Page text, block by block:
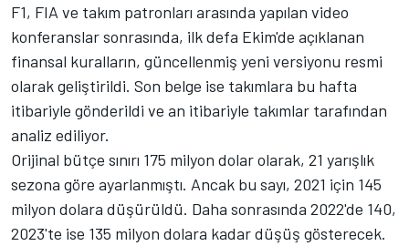
F1, FIA ve takım patronları arasında yapılan video
konferanslar sonrasında, ilk defa Ekim'de açıklanan
finansal kuralların, güncellenmiş yeni versiyonu resmi
olarak geliştirildi. Son belge ise takımlara bu hafta
itibariyle gönderildi ve an itibariyle takımlar tarafından
analiz ediliyor.
Orijinal bütçe sınırı 175 milyon dolar olarak, 21 yarışlık
sezona göre ayarlanmıştı. Ancak bu sayı, 2021 için 145
milyon dolara düşürüldü. Daha sonrasında 2022'de 140,
2023'te ise 135 milyon dolara kadar düşüş gösterecek.